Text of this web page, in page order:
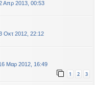
Απρ 2013, 00:53
Οκτ 2012, 22:12
Μαρ 2012, 16:49
1 2 3